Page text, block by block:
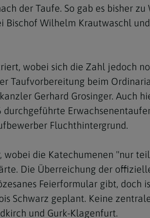
der Taufe. So gab es bisher zu
Bischof Wilhelm Krautwaschl
wobei sich die Zahl jedoch
Taufvorbereitung beim
Gerhard Grosinger. Auch
Fluchthintergrund.
wobei die Katechumenen "nur
Die Überreichung der
Feierformular gibt, doch
Schwarz geplant. Keine
und Gurk-Klagenfurt.